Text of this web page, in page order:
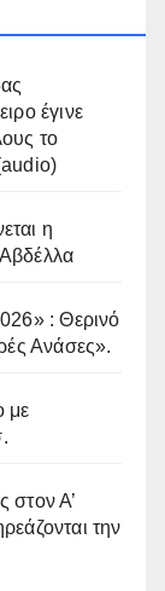
έγινε
το
η
: Θερινό
Ανάσες».
με
στον Α’
την